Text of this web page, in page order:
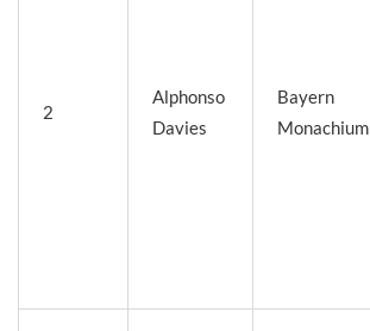
2
Alphonso
Davies
Bayern
Monachium